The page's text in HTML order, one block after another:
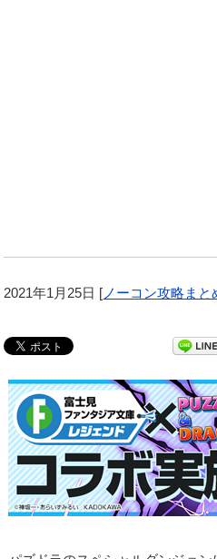
2021年1月25日 [ ノーコン攻略まと